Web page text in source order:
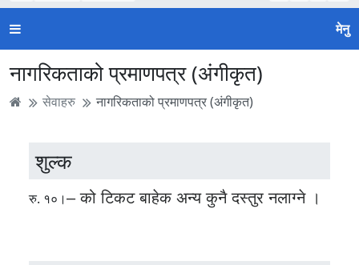
मेनु
नागरिकताको प्रमाणपत्र (अंगीकृत)
सेवाहरु नागरिकताको प्रमाणपत्र (अंगीकृत)
शुल्क
रु. १०।– को टिकट बाहेक अन्य कुनै दस्तुर नलाग्ने ।